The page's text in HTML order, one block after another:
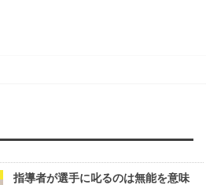
指導者が選手に叱るのは無能を意味